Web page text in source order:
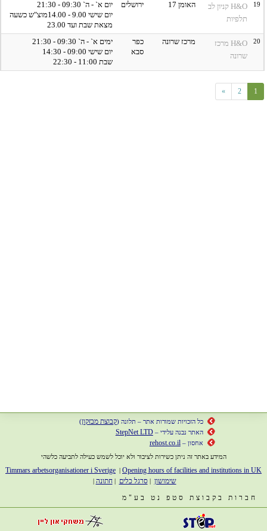
יום א` - ה` 09:30 - 21:30
יום שישי 9.00 - 14.00מוצ"ש כשעה
מצאת שבת ועד 23.00
ירושלים האומן 17
H&O קניון לב
תלפיות
19
ימים א` - ה` 09:30 - 21:30
יום שישי 09:00 - 14:30
שבת 11:00 - 22:30
כפר
סבא
מרכז שרונה
H&O מרכז
שרונה
20
» 2 1
כל הזכויות שמורות אתר – תלונה (קבוצת מבזקון)
האתר נבנה עלידי –StepNet LTD
אחסון – rehost.co.il
המידע באתר זה ניתן כשירות לציבור ולא יוכל לשמש כעילה לתביעה כלשהי
Timmars arbetsorganisationer i Sverige | Opening hours of facilities and institutions in UK
| שימושון |סרגל כלים |חתונה
חברות בקבוצת סטפ נט בע"מ